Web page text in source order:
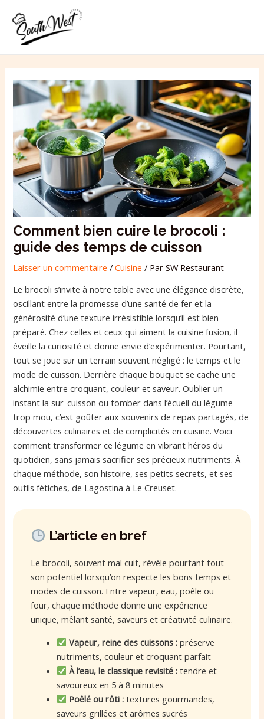
contenu
Comment bien cuire le brocoli :
guide des temps de cuisson
Laisser un commentaire /Cuisine / ParSW Restaurant
Le brocoli s’invite à notre table avec une élégance discrète,
oscillant entre la promesse d’une santé de fer et la
générosité d’une texture irrésistible lorsqu’il est bien
préparé. Chez celles et ceux qui aiment la cuisine fusion, il
éveille la curiosité et donne envie d’expérimenter. Pourtant,
tout se joue sur un terrain souvent négligé : le temps et le
mode de cuisson. Derrière chaque bouquet se cache une
alchimie entre croquant, couleur et saveur. Oublier un
instant la sur-cuisson ou tomber dans l’écueil du légume
trop mou, c’est goûter aux souvenirs de repas partagés, de
découvertes culinaires et de complicités en cuisine. Voici
comment transformer ce légume en vibrant héros du
quotidien, sans jamais sacrifier ses précieux nutriments. À
chaque méthode, son histoire, ses petits secrets, et ses
outils fétiches, de Lagostina à Le Creuset.
L’article en bref
Le brocoli, souvent mal cuit, révèle pourtant tout
son potentiel lorsqu’on respecte les bons temps et
modes de cuisson. Entre vapeur, eau, poêle ou
four, chaque méthode donne une expérience
unique, mêlant santé, saveurs et créativité culinaire.
Vapeur, reine des cuissons :préserve
nutriments, couleur et croquant parfait
À l’eau, le classique revisité :tendre et
savoureux en 5 à 8 minutes
Poêlé ou rôti :textures gourmandes,
saveurs grillées et arômes sucrés